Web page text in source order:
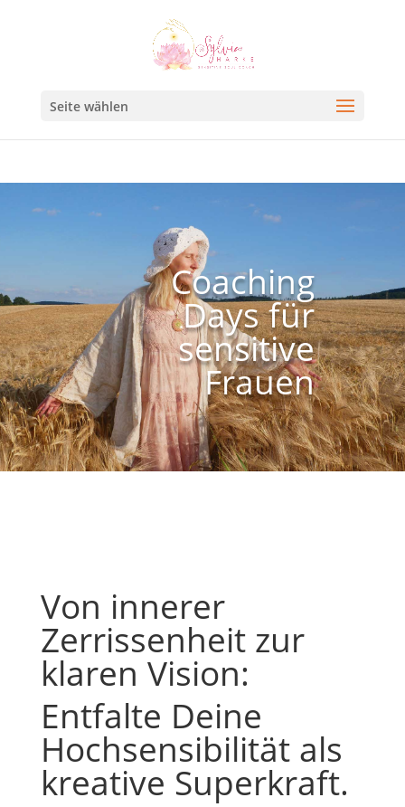
Seite wählen
Coaching
Days für
sensitive
Frauen
Von innerer
Zerrissenheit zur
klaren Vision:
Entfalte Deine
Hochsensibilität als
kreative Superkraft.